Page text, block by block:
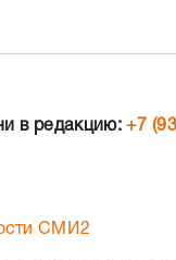
в редакцию:+7
СМИ2